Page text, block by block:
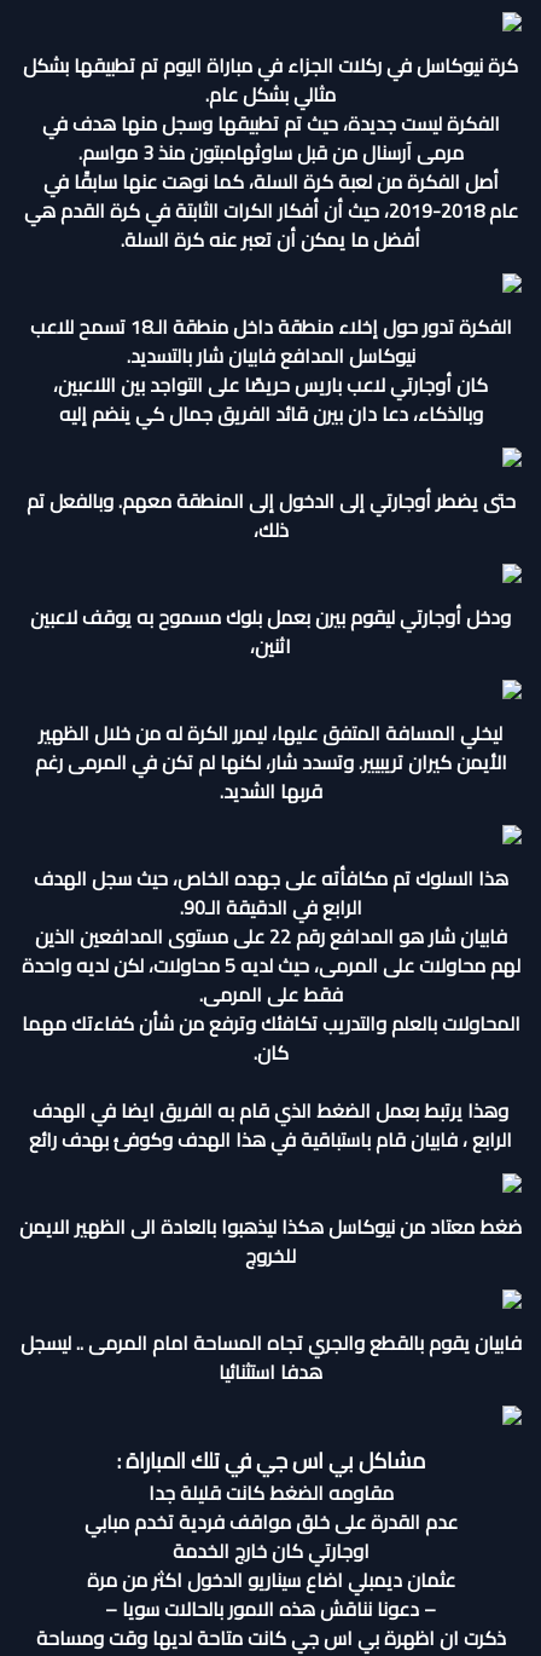
كرة نيوكاسل في ركلات الجزاء في مباراة اليوم تم تطبيقها بشكل
مثالي بشكل عام.
الفكرة ليست جديدة، حيث تم تطبيقها وسجل منها هدف في
مرمى آرسنال من قبل ساوثهامبتون منذ 3 مواسم.
أصل الفكرة من لعبة كرة السلة، كما نوهت عنها سابقًا في
عام 2018-2019، حيث أن أفكار الكرات الثابتة في كرة القدم هي
أفضل ما يمكن أن تعبر عنه كرة السلة.
الفكرة تدور حول إخلاء منطقة داخل منطقة الـ18 تسمح للاعب
نيوكاسل المدافع فابيان شار بالتسديد.
كان أوجارتي لاعب باريس حريصًا على التواجد بين اللاعبين،
وبالذكاء، دعا دان بيرن قائد الفريق جمال كي ينضم إليه
حتى يضطر أوجارتي إلى الدخول إلى المنطقة معهم. وبالفعل تم
ذلك،
ودخل أوجارتي ليقوم بيرن بعمل بلوك مسموح به يوقف لاعبين
اثنين،
ليخلي المسافة المتفق عليها، ليمرر الكرة له من خلال الظهير
الأيمن كيران تريبيير. وتسدد شار، لكنها لم تكن في المرمى رغم
قربها الشديد.
هذا السلوك تم مكافأته على جهده الخاص، حيث سجل الهدف
الرابع في الدقيقة الـ90.
فابيان شار هو المدافع رقم 22 على مستوى المدافعين الذين
لهم محاولات على المرمى، حيث لديه 5 محاولات، لكن لديه واحدة
فقط على المرمى.
المحاولات بالعلم والتدريب تكافئك وترفع من شأن كفاءتك مهما
كان.
وهذا يرتبط بعمل الضغط الذي قام به الفريق ايضا في الهدف
الرابع ،فابيان قام باستباقية في هذا الهدف وكوفئ بهدف رائع
ضغط معتاد من نيوكاسل هكذا ليذهبوا بالعادة الى الظهير الايمن
للخروج
فابيان يقوم بالقطع والجري تجاه المساحة امام المرمى ..ليسجل
هدفا استثنائيا
مشاكل بي اس جي في تلك المباراة :
مقاومه الضغط كانت قليلة جدا
عدم القدرة على خلق مواقف فردية تخدم مبابي
اوجارتي كان خارج الخدمة
عثمان ديمبلي اضاع سيناريو الدخول اكثر من مرة
– دعونا نناقش هذه الامور بالحالات سويا –
ذكرت ان اظهرة بي اس جي كانت متاحة لديها وقت ومساحة